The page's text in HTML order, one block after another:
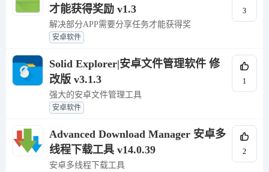
才能获得奖励 v1.3
解决部分APP需要分享任务才能获得奖
安卓软件
3
Solid Explorer|安卓文件管理软件 修
改版 v3.1.3
强大的安卓文件管理工具
安卓软件
1
Advanced Download Manager 安卓多
线程下载工具 v14.0.39
安卓多线程下载工具
2